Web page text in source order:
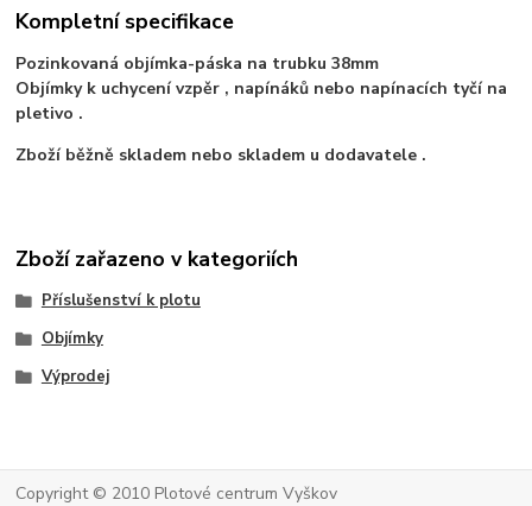
Kompletní specifikace
Pozinkovaná objímka-páska na trubku 38mm
Objímky k uchycení vzpěr , napínáků nebo napínacích tyčí na
pletivo .
Zboží běžně skladem nebo skladem u dodavatele .
Zboží zařazeno v kategoriích
Příslušenství k plotu
Objímky
Výprodej
Copyright © 2010 Plotové centrum Vyškov